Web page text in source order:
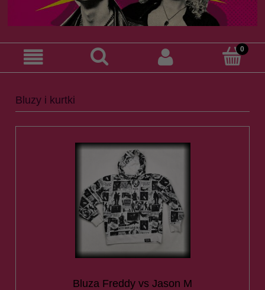
Bluzy i kurtki
Bluza Freddy vs Jason M